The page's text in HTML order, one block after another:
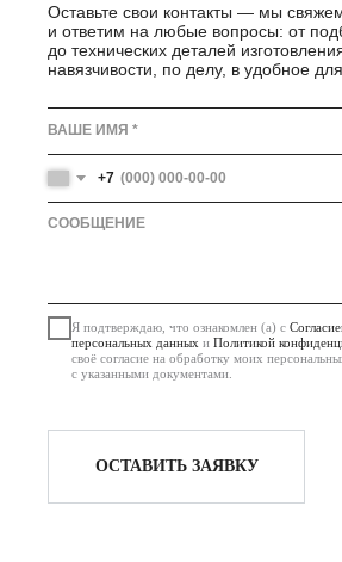
Оставьте свои контакты — мы
и ответим на любые вопросы: от
до технических деталей
навязчивости, по делу, в удобное
+7
Я подтверждаю, что ознакомлен (а) с
персональных данных и Политикой
своё согласие на обработку моих
с указанными документами.
ОСТАВИТЬ ЗАЯВКУ